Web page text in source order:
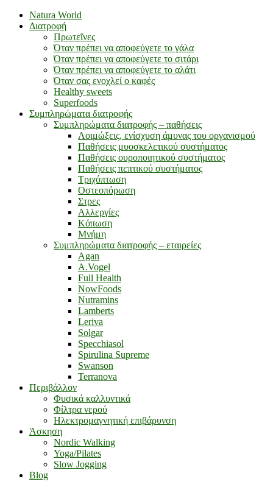
Natura World
Διατροφή
Πρωτεΐνες
Όταν πρέπει να αποφεύγετε το γάλα
Όταν πρέπει να αποφεύγετε το σιτάρι
Όταν πρέπει να αποφεύγετε το αλάτι
Όταν σας ενοχλεί ο καφές
Healthy sweets
Superfoods
Συμπληρώματα διατροφής
Συμπληρώματα διατροφής – παθήσεις
Λοιμώξεις, ενίσχυση άμυνας του οργανισμού
Παθήσεις μυοσκελετικού συστήματος
Παθήσεις ουροποιητικού συστήματος
Παθήσεις πεπτικού συστήματος
Τριχόπτωση
Οστεοπόρωση
Στρες
Αλλεργίες
Κόπωση
Μνήμη
Συμπληρώματα διατροφής – εταιρείες
Agan
A.Vogel
Full Health
NowFoods
Nutramins
Lamberts
Leriva
Solgar
Specchiasol
Spirulina Supreme
Swanson
Terranova
Περιβάλλον
Φυσικά καλλυντικά
Φίλτρα νερού
Ηλεκτρομαγνητική επιβάρυνση
Άσκηση
Nordic Walking
Yoga/Pilates
Slow Jogging
Blog